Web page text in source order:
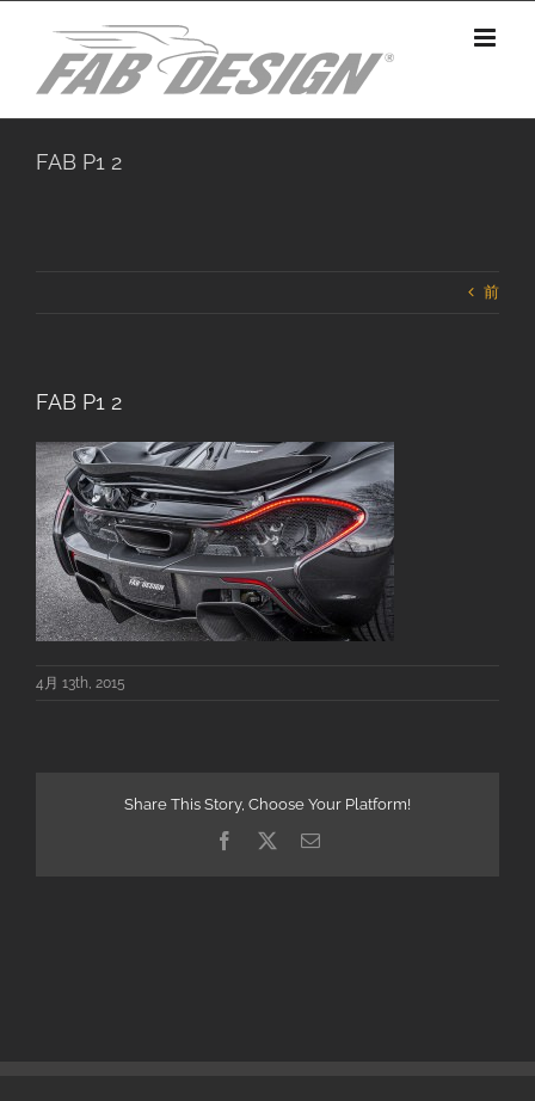
FAB P1 2
前
FAB P1 2
4月 13th, 2015
Share This Story, Choose Your Platform!
Facebook
電